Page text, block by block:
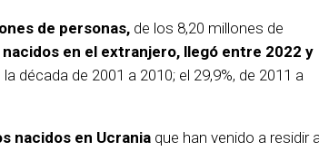
de personas, de los 8,20 millones de
nacidos en el extranjero, llegó entre 2022 y
década de 2001 a 2010; el 29,9%, de 2011 a
nacidos en Ucrania que han venido a residir